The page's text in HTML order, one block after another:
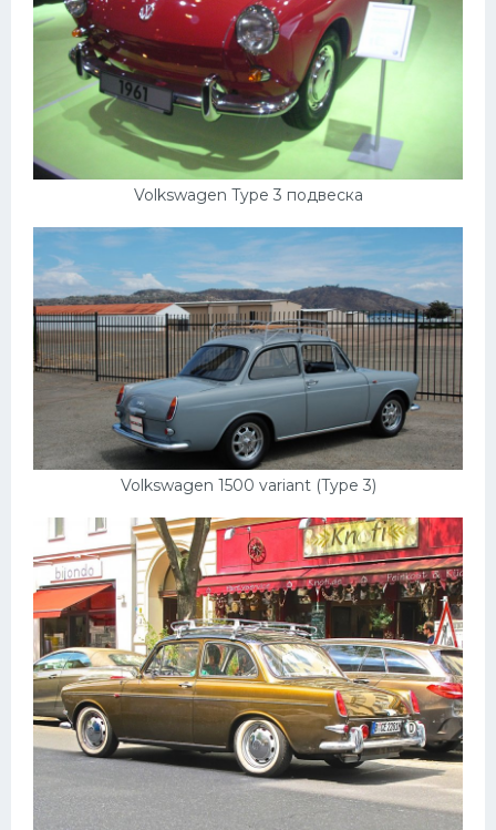
Volkswagen Type 3 подвеска
Volkswagen 1500 variant (Type 3)